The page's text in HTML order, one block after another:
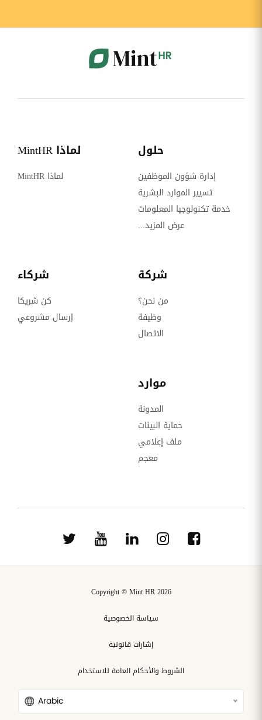
حلول
إدارة شؤون الموظفين
تسيير الموارد البشرية
خدمة تكنولوجيا المعلومات
عرض المزيد...
لماذا MintHR
لماذا MintHR
شركة
من نحن؟
وظيفة
الاتصال
شركاء
كن شريكا
إرسال مشروعي
موارد
المدونة
حماية البينات
ملف إعلامي
معجم
Copyright © Mint HR 2026
سياسة الخصوصية
إشارات قانونية
الشروط والأحكام العامة للاستخدام
Arabic